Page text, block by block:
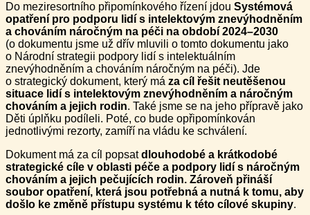
Do meziresortního připomínkového řízení jdou Systémová
opatření pro podporu lidí s intelektovým znevýhodněním
a chováním náročným na péči na období 2024–2030
(o dokumentu jsme už dřív mluvili o tomto dokumentu jako
o Národní strategii podpory lidí s intelektuálním
znevýhodněním a chováním náročným na péči). Jde
o strategický dokument, který má za cíl řešit neutěšenou
situace lidí s intelektovým znevýhodněním a náročným
chováním a jejich rodin. Také jsme se na jeho přípravě jako
Děti úplňku podíleli. Poté, co bude opřipomínkován
jednotlivými rezorty, zamíří na vládu ke schválení.
Dokument má za cíl popsatdlouhodobé a krátkodobé
strategické cíle v oblasti péče a podpory lidí s náročným
chováním a jejich pečujících rodin. Zároveň přináší
soubor opatření, která jsou potřebná a nutná k tomu, aby
došlo ke změně přístupu systému k této cílové skupiny.